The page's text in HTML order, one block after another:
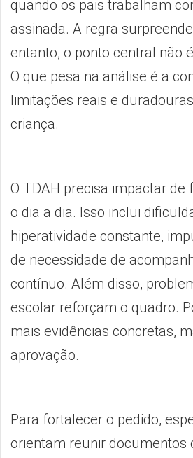
quando os pais trabalham
assinada. A regra
entanto, o ponto central não
O que pesa na análise é a
limitações reais e
criança.
O TDAH precisa impactar de
o dia a dia. Isso inclui
hiperatividade constante,
de necessidade de
contínuo. Além disso,
escolar reforçam o quadro.
mais evidências concretas,
aprovação.
Para fortalecer o pedido,
orientam reunir documentos